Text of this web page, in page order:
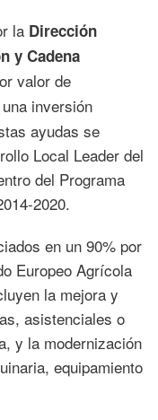
la Dirección
y Cadena
valor de
inversión
ayudas se
Local Leader del
del Programa
2020.
en un 90% por
Europeo Agrícola
la mejora y
asistenciales o
y la modernización
equipamiento